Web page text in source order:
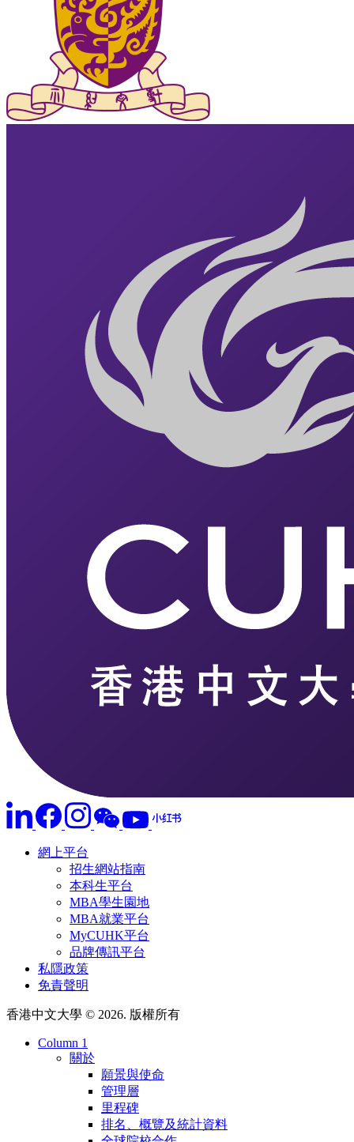
網上平台
招生網站指南
本科生平台
MBA學生園地
MBA就業平台
MyCUHK平台
品牌傳訊平台
私隱政策
免責聲明
香港中文大學 © 2026. 版權所有
Column 1
關於
願景與使命
管理層
里程碑
排名、概覽及統計資料